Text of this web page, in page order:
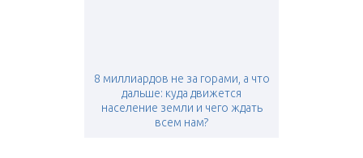
8 миллиардов не за горами, а что
дальше: куда движется
население земли и чего ждать
всем нам?